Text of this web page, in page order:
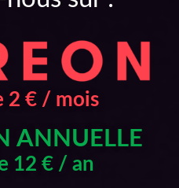
2 € / mois
ANNUELLE
12 € / an